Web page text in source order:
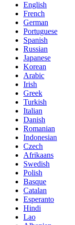
English
French
German
Portuguese
Spanish
Russian
Japanese
Korean
Arabic
Irish
Greek
Turkish
Italian
Danish
Romanian
Indonesian
Czech
Afrikaans
Swedish
Polish
Basque
Catalan
Esperanto
Hindi
Lao